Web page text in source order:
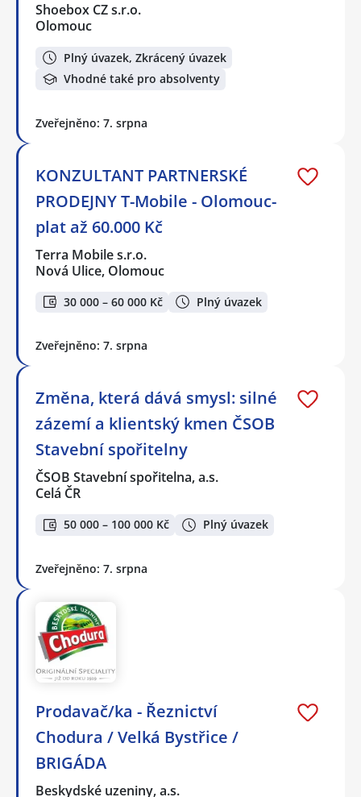
Shoebox CZ s.r.o.
Olomouc
Plný úvazek, Zkrácený úvazek
Vhodné také pro absolventy
Zveřejněno: 7. srpna
KONZULTANT PARTNERSKÉ
PRODEJNY T-Mobile - Olomouc-
plat až 60.000 Kč
Terra Mobile s.r.o.
Nová Ulice, Olomouc
30 000 – 60 000 Kč Plný úvazek
Zveřejněno: 7. srpna
Změna, která dává smysl: silné
zázemí a klientský kmen ČSOB
Stavební spořitelny
ČSOB Stavební spořitelna, a.s.
Celá ČR
50 000 – 100 000 Kč Plný úvazek
Zveřejněno: 7. srpna
Prodavač/ka - Řeznictví
Chodura / Velká Bystřice /
BRIGÁDA
Beskydské uzeniny, a.s.